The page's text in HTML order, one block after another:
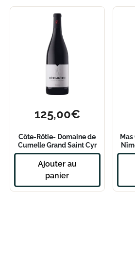
125,00€
Côte-Rôtie- Domaine de
Cumelle Grand Saint Cyr
Nane- 2020 – Magnum
Ajouter au
panier